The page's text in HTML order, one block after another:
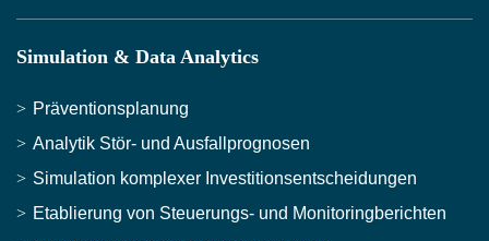
Simulation & Data Analytics
Präventionsplanung
Analytik Stör- und Ausfallprognosen
Simulation komplexer Investitionsentscheidungen
Etablierung von Steuerungs- und Monitoringberichten